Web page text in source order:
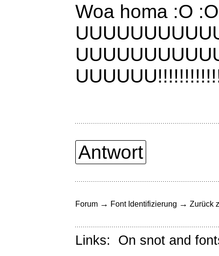
Woa homa :O
Antwort
Forum → Font Identifizierung → Zurück
Links: On snot and